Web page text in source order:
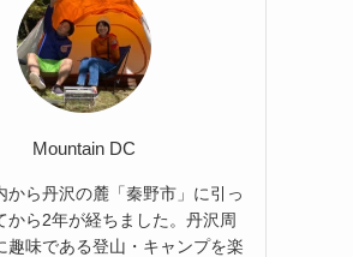
Mountain DC
から丹沢の麓「秦野市」に引っ
から2年が経ちました。丹沢周
趣味である登山・キャンプを楽